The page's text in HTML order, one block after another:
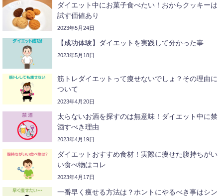
ダイエット中にお菓子食べたい！おからクッキーは
試す価値あり
2023年5月24日
【成功体験】ダイエットを実践して分かった事
2023年5月18日
筋トレダイエットって痩せないでしょ？その理由に
ついて
2023年4月20日
太らないお酒を探すのは無意味！ダイエット中に禁
酒すべき理由
2023年4月19日
ダイエットおすすめ食材！実際に痩せた腹持ちがい
い食べ物はコレ
2023年4月17日
一番早く痩せる方法は？ホントにやるべき事はシン